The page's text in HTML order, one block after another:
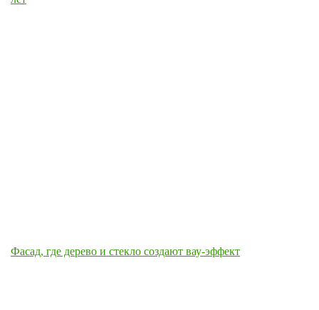
Фасад, где дерево и стекло создают вау-эффект